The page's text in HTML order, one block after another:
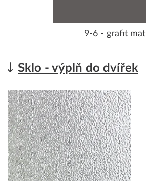
9-6 - grafit mat
Sklo - výplň do dvířek